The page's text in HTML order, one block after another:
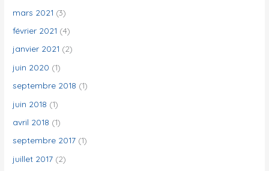
mars 2021 (3)
février 2021 (4)
janvier 2021 (2)
juin 2020 (1)
septembre 2018 (1)
juin 2018 (1)
avril 2018 (1)
septembre 2017 (1)
juillet 2017 (2)